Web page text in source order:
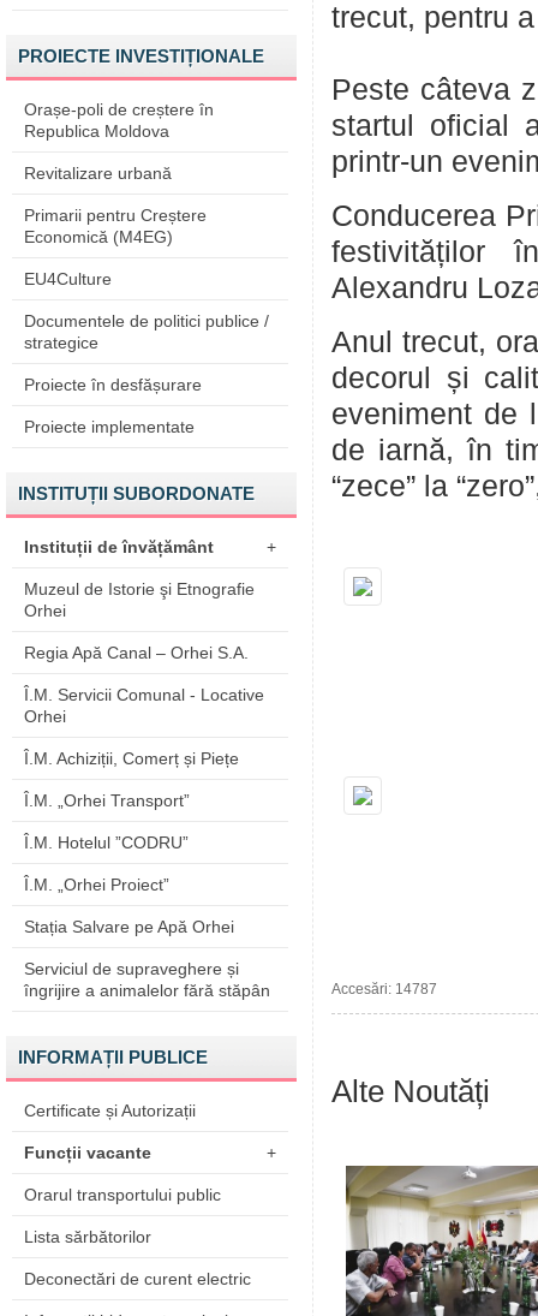
PROIECTE INVESTIȚIONALE
Orașe-poli de creștere în
Republica Moldova
Revitalizare urbană
Primarii pentru Creștere
Economică (M4EG)
EU4Culture
Documentele de politici publice /
strategice
Proiecte în desfășurare
Proiecte implementate
INSTITUȚII SUBORDONATE
Instituții de învățământ +
Muzeul de Istorie şi Etnografie
Orhei
Regia Apă Canal – Orhei S.A.
Î.M. Servicii Comunal - Locative
Orhei
Î.M. Achiziții, Comerț și Piețe
Î.M. „Orhei Transport”
Î.M. Hotelul ”CODRU”
Î.M. „Orhei Proiect”
Stația Salvare pe Apă Orhei
Serviciul de supraveghere și
îngrijire a animalelor fără stăpân
INFORMAȚII PUBLICE
Certificate și Autorizații
Funcții vacante +
Orarul transportului public
Lista sărbătorilor
Deconectări de curent electric
trecut, pentru
Peste câteva
startul oficial
printr-un
Conducerea
festivităților
Alexandru
Anul trecut,
decorul și
eveniment de
de iarnă, în
“zece” la
Accesări: 14787
Alte Noutăți